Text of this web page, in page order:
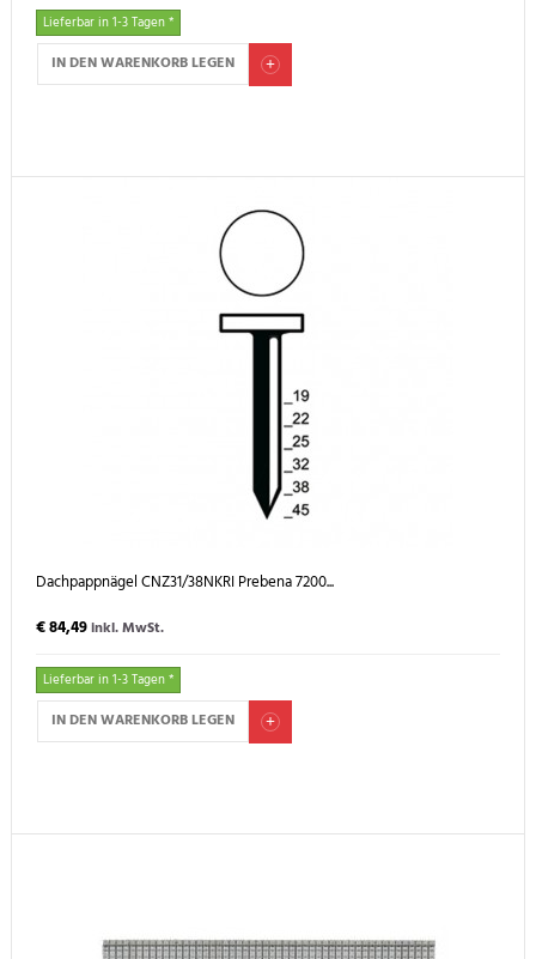
Lieferbar in 1-3 Tagen *
IN DEN WARENKORB LEGEN
Dachpappnägel CNZ31/38NKRI Prebena 7200...
€ 84,49inkl. MwSt.
Lieferbar in 1-3 Tagen *
IN DEN WARENKORB LEGEN